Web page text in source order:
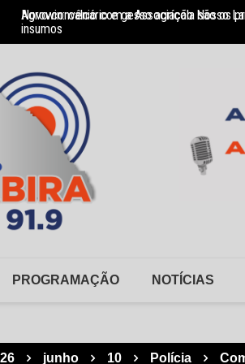
Agrowin: calcário e gesso agrícola são os
insumos
Novo convênio com a Associação Nosso
PROGRAMAÇÃO NOTÍCIAS
junho 10 Polícia